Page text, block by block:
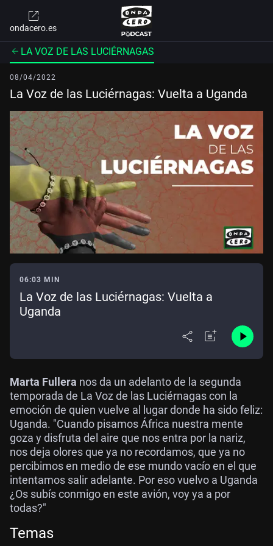
ondacero.es
LA VOZ DE LAS LUCIÉRNAGAS
08/04/2022
La Voz de las Luciérnagas: Vuelta a Uganda
06:03 MIN
La Voz de las Luciérnagas: Vuelta a
Uganda
Marta Fullera nos da un adelanto de la segunda
temporada de La Voz de las Luciérnagas con la
emoción de quien vuelve al lugar donde ha sido feliz:
Uganda. "Cuando pisamos África nuestra mente
goza y disfruta del aire que nos entra por la nariz,
nos deja olores que ya no recordamos, que ya no
percibimos en medio de ese mundo vacío en el que
intentamos salir adelante. Por eso vuelvo a Uganda
¿Os subís conmigo en este avión, voy ya a por
todas?"
Temas